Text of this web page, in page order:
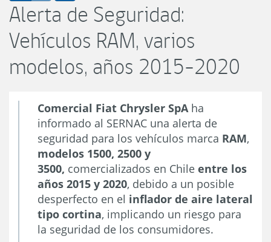
Alerta de Seguridad:
Vehículos RAM, varios
modelos, años 2015-2020
Comercial Fiat Chrysler SpA ha
informado al SERNAC una alerta de
seguridad para los vehículos marca RAM,
modelos 1500, 2500 y
3500, comercializados en Chile entre los
años 2015 y 2020, debido a un posible
desperfecto en el inflador de aire lateral
tipo cortina, implicando un riesgo para
la seguridad de los consumidores.